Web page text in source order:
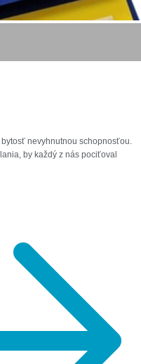
nevyhnutnou schopnosťou.
by každý z nás pociťoval